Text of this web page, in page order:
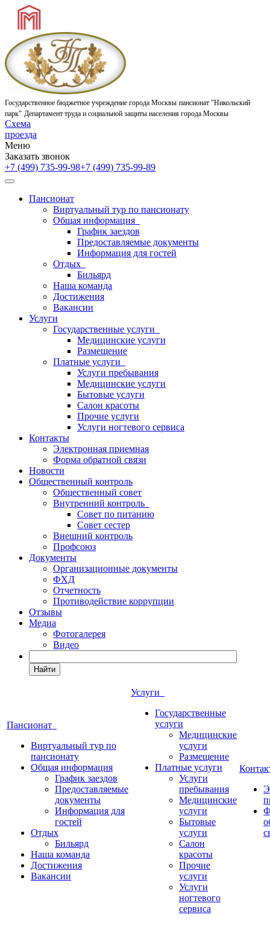
Государственное бюджетное учреждение города Москвы пансионат "Никольский
парк" Департамент труда и социальной защиты населения города Москвы
Схема
проезда
Меню
Заказать звонок
+7 (499) 735-99-98+7 (499) 735-99-89
Пансионат
Виртуальный тур по пансионату
Общая информация
График заездов
Предоставляемые документы
Информация для гостей
Отдых
Бильярд
Наша команда
Достижения
Вакансии
Услуги
Государственные услуги
Медицинские услуги
Размещение
Платные услуги
Услуги пребывания
Медицинские услуги
Бытовые услуги
Салон красоты
Прочие услуги
Услуги ногтевого сервиса
Контакты
Электронная приемная
Форма обратной связи
Новости
Общественный контроль
Общественный совет
Внутренний контроль
Совет по питанию
Совет сестер
Внешний контроль
Профсоюз
Документы
Организационные документы
ФХД
Отчетность
Противодействие коррупции
Отзывы
Медиа
Фотогалерея
Видео
Найти
Пансионат
Виртуальный тур по
пансионату
Общая информация
График заездов
Предоставляемые
документы
Информация для
гостей
Отдых
Бильярд
Наша команда
Достижения
Вакансии
Услуги
Государственные
услуги
Медицинские
услуги
Размещение
Платные услуги
Услуги
пребывания
Медицинские
услуги
Бытовые
услуги
Салон
красоты
Прочие
услуги
Услуги
ногтевого
сервиса